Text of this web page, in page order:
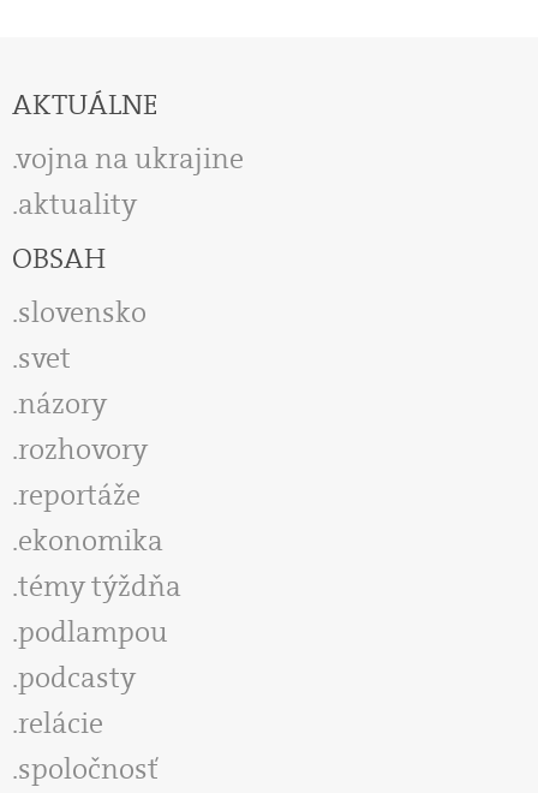
AKTUÁLNE
vojna na ukrajine
aktuality
OBSAH
slovensko
svet
názory
rozhovory
reportáže
ekonomika
témy týždňa
podlampou
podcasty
relácie
spoločnosť